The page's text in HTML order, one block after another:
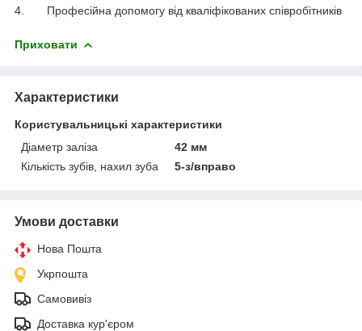
4.
Професійна допомогу від кваліфікованих співробітників
Приховати
Характеристики
Користувальницькі характеристики
Діаметр заліза
42 мм
Кількість зубів, нахил зуба
5-з/вправо
Умови доставки
Нова Пошта
Укрпошта
Самовивіз
Доставка кур'єром